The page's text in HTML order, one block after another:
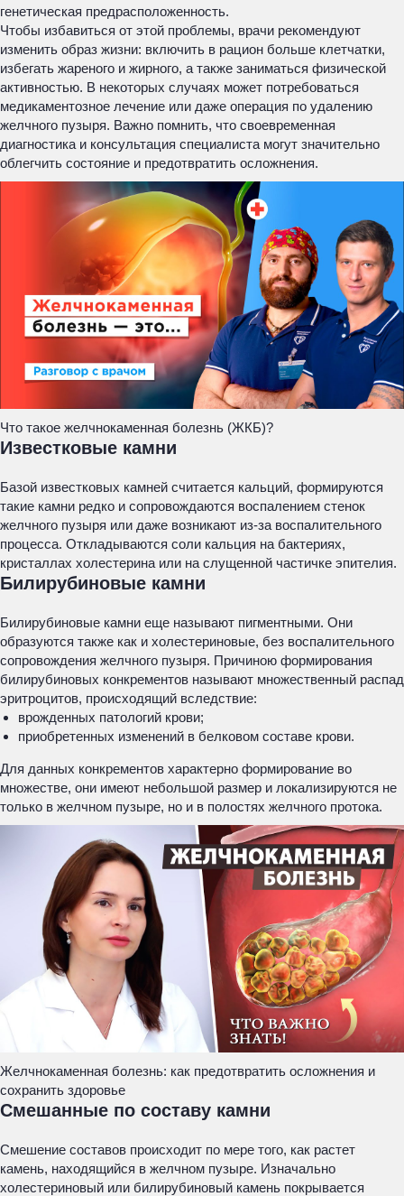
генетическая предрасположенность.
Чтобы избавиться от этой проблемы, врачи рекомендуют
изменить образ жизни: включить в рацион больше клетчатки,
избегать жареного и жирного, а также заниматься физической
активностью. В некоторых случаях может потребоваться
медикаментозное лечение или даже операция по удалению
желчного пузыря. Важно помнить, что своевременная
диагностика и консультация специалиста могут значительно
облегчить состояние и предотвратить осложнения.
Что такое желчнокаменная болезнь (ЖКБ)?
Известковые камни
Базой известковых камней считается кальций, формируются
такие камни редко и сопровождаются воспалением стенок
желчного пузыря или даже возникают из-за воспалительного
процесса. Откладываются соли кальция на бактериях,
кристаллах холестерина или на слущенной частичке эпителия.
Билирубиновые камни
Билирубиновые камни еще называют пигментными. Они
образуются также как и холестериновые, без воспалительного
сопровождения желчного пузыря. Причиною формирования
билирубиновых конкрементов называют множественный распад
эритроцитов, происходящий вследствие:
врожденных патологий крови;
приобретенных изменений в белковом составе крови.
Для данных конкрементов характерно формирование во
множестве, они имеют небольшой размер и локализируются не
только в желчном пузыре, но и в полостях желчного протока.
Желчнокаменная болезнь: как предотвратить осложнения и
сохранить здоровье
Смешанные по составу камни
Смешение составов происходит по мере того, как растет
камень, находящийся в желчном пузыре. Изначально
холестериновый или билирубиновый камень покрывается